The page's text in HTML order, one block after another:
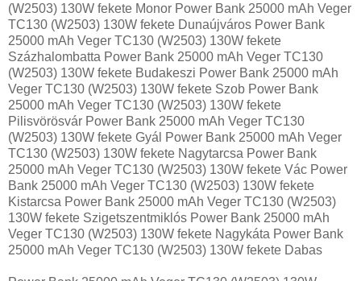
(W2503) 130W fekete Monor Power Bank 25000 mAh Veger
TC130 (W2503) 130W fekete Dunaújváros Power Bank
25000 mAh Veger TC130 (W2503) 130W fekete
Százhalombatta Power Bank 25000 mAh Veger TC130
(W2503) 130W fekete Budakeszi Power Bank 25000 mAh
Veger TC130 (W2503) 130W fekete Szob Power Bank
25000 mAh Veger TC130 (W2503) 130W fekete
Pilisvörösvár Power Bank 25000 mAh Veger TC130
(W2503) 130W fekete Gyál Power Bank 25000 mAh Veger
TC130 (W2503) 130W fekete Nagytarcsa Power Bank
25000 mAh Veger TC130 (W2503) 130W fekete Vác Power
Bank 25000 mAh Veger TC130 (W2503) 130W fekete
Kistarcsa Power Bank 25000 mAh Veger TC130 (W2503)
130W fekete Szigetszentmiklós Power Bank 25000 mAh
Veger TC130 (W2503) 130W fekete Nagykáta Power Bank
25000 mAh Veger TC130 (W2503) 130W fekete Dabas